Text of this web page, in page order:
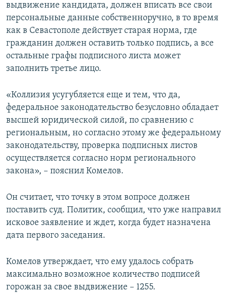
выдвижение кандидата, должен вписать все свои
персональные данные собственноручно, в то время
как в Севастополе действует старая норма, где
гражданин должен оставить только подпись, а все
остальные графы подписного листа может
заполнить третье лицо.
«Коллизия усугубляется еще и тем, что да,
федеральное законодательство безусловно обладает
высшей юридической силой, по сравнению с
региональным, но согласно этому же федеральному
законодательству, проверка подписных листов
осуществляется согласно норм регионального
закона», – пояснил Комелов.
Он считает, что точку в этом вопросе должен
поставить суд. Политик, сообщил, что уже направил
исковое заявление и ждет, когда будет назначена
дата первого заседания.
Комелов утверждает, что ему удалось собрать
максимально возможное количество подписей
горожан за свое выдвижение – 1255.